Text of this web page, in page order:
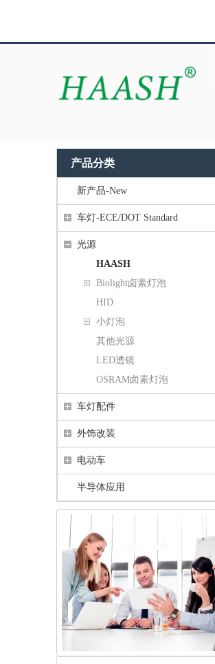
产品分类
新产品-New
车灯-ECE/DOT Standard
光源
HAASH
Biolight卤素灯泡
HID
小灯泡
其他光源
LED透镜
OSRAM卤素灯泡
车灯配件
外饰改装
电动车
半导体应用